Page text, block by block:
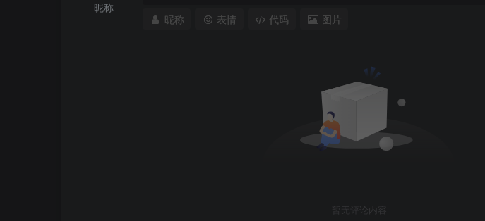
昵称
昵称 表情 代码 图片
暂无评论内容